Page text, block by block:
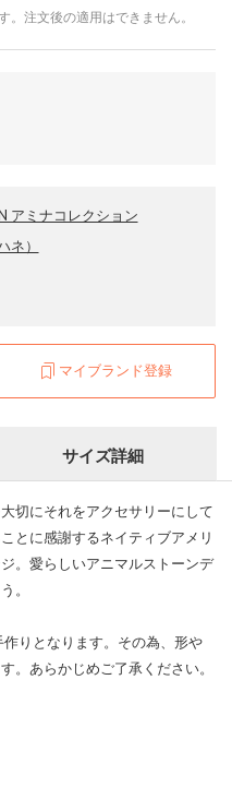
注文後の適用はできません。
アミナコレクション
ネ）
マイブランド登録
サイズ詳細
切にそれをアクセサリーにして
とに感謝するネイティブアメリ
。愛らしいアニマルストーンデ
。
りとなります。その為、形や
。あらかじめご了承ください。